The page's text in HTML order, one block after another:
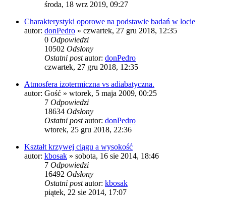
środa, 18 wrz 2019, 09:27
Charakterystyki oporowe na podstawie badań w locie
autor: donPedro » czwartek, 27 gru 2018, 12:35
0 Odpowiedzi
10502 Odsłony
Ostatni postautor: donPedro
czwartek, 27 gru 2018, 12:35
Atmosfera izotermiczna vs adiabatyczna.
autor: Gość » wtorek, 5 maja 2009, 00:25
7 Odpowiedzi
18634 Odsłony
Ostatni postautor: donPedro
wtorek, 25 gru 2018, 22:36
Kształt krzywej ciągu a wysokość
autor: kbosak » sobota, 16 sie 2014, 18:46
7 Odpowiedzi
16492 Odsłony
Ostatni postautor: kbosak
piątek, 22 sie 2014, 17:07